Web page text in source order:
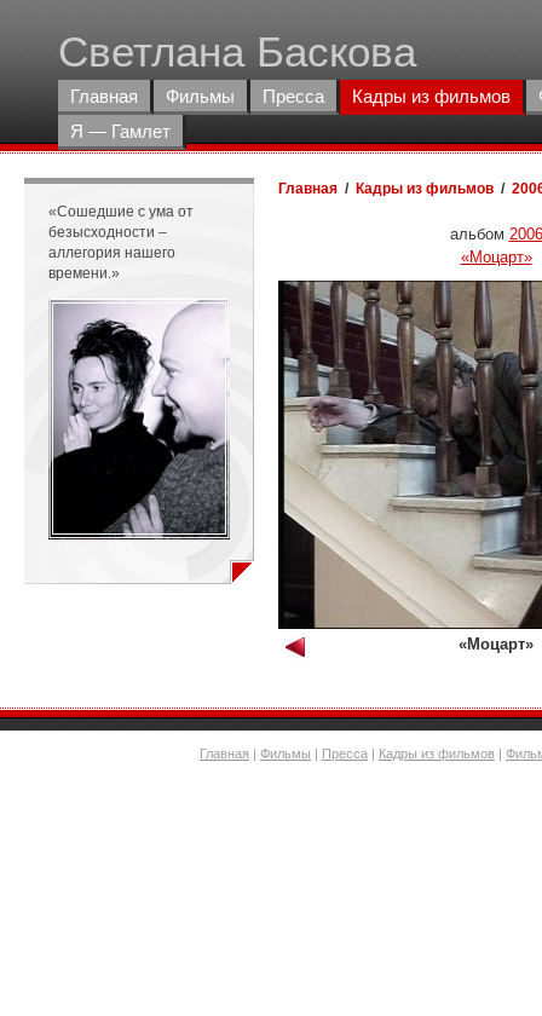
Светлана Баскова
Главная Фильмы Пресса Кадры из фильмов
Я — Гамлет
«Сошедшие с ума от
безысходности –
аллегория нашего
времени.»
Главная / Кадры из фильмов /
альбом 2006
«Моцарт»
«Моцарт»
Главная | Фильмы | Пресса | Кадры из фильмов |